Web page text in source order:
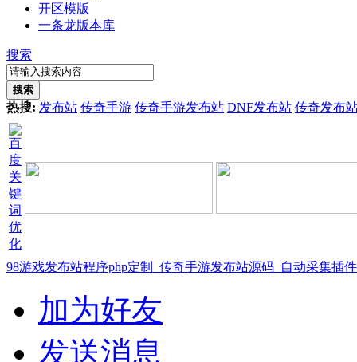
开区模版
一条龙版本库
搜索
搜索
热搜: 发布站 传奇手游 传奇手游发布站 DNF发布站 传奇发布
98游戏发布站程序php定制_传奇手游发布站源码_自动采集插
加为好友
发送消息